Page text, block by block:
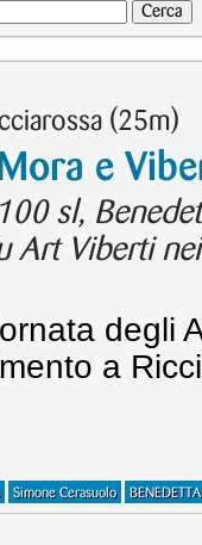
(25m)
e
sl,
Art Viberti
degli
a
Simone Cerasuolo